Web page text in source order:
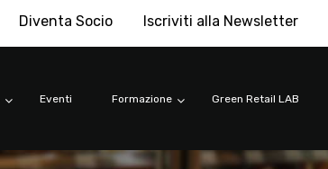
Diventa Socio Iscriviti alla Newsletter
Eventi Formazione Green Retail LAB